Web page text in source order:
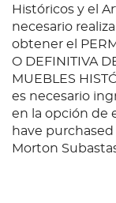
Históricos y el
necesario
obtener el
O DEFINITIVA
MUEBLES
es necesario
en la opción de
have
Morton